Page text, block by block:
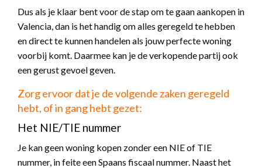
Dus als je klaar bent voor de stap om te gaan aankopen in
Valencia, dan is het handig om alles geregeld te hebben
en direct te kunnen handelen als jouw perfecte woning
voorbij komt. Daarmee kan je de verkopende partij ook
een gerust gevoel geven.
Zorg ervoor dat je de volgende zaken geregeld
hebt, of in gang hebt gezet:
Het NIE/TIE nummer
Je kan geen woning kopen zonder een NIE of TIE
nummer, in feite een Spaans fiscaal nummer. Naast het